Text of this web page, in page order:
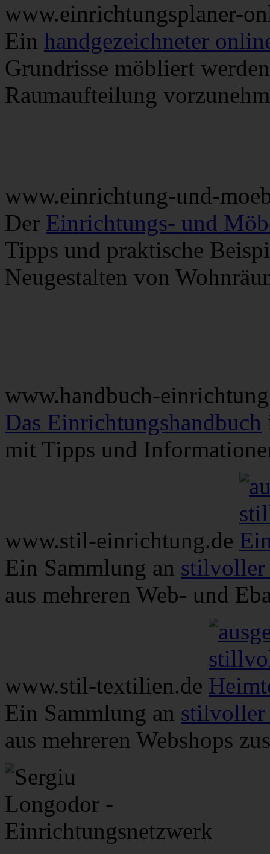
www.einrichtungsplaner-
Ein handgezeichneter
Grundrisse möbliert
Raumaufteilung
www.einrichtung-und-
Der Einrichtungs- und
Tipps und praktische
Neugestalten von
www.handbuch-
Das Einrichtungshandbuch
mit Tipps und
www.stil-einrichtung.de
Ein Sammlung an stilvoller
aus mehreren Web- und
www.stil-textilien.de
Ein Sammlung an stilvoller
aus mehreren Webshops